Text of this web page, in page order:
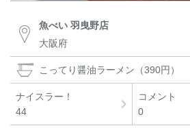
魚べい 羽曳野店
大阪府
こってり醤油ラーメン（390円）
ナイスラー！
44
コメント
0